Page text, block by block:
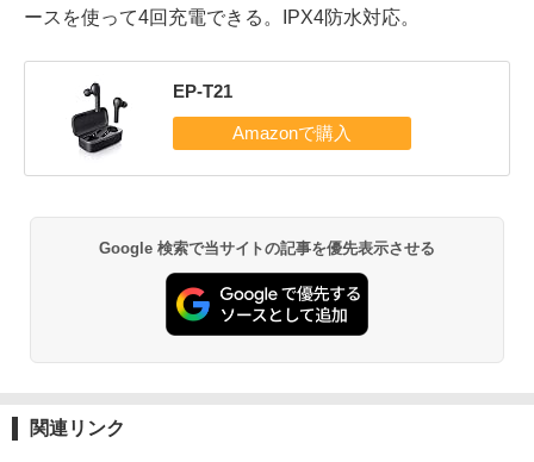
ースを使って4回充電できる。IPX4防水対応。
EP-T21
Google 検索で当サイトの記事を優先表示させる
関連リンク